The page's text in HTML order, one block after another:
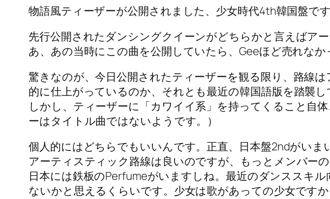
物語風ティーザーが公開されました、少女時代4th韓国盤です
先行公開されたダンシングクイーンがどちらかと言えばア
あ、あの当時にこの曲を公開していたら、Geeほど売れなか
驚きなのが、今日公開されたティーザーを観る限り、路線
的に仕上がっているのか、それとも最近の韓国語版を踏襲
しかし、ティーザーに「カワイイ系」を持ってくること自
ーはタイトル曲ではないようです。）
個人的にはどちらでもいいんです。正直、日本盤2ndがい
アーティスティック路線は良いのですが、もっとメンバー
日本には鉄板のPerfumeがいますしね。最近のダンススキ
ないかと思えるくらいです。少女は歌があっての少女ですか